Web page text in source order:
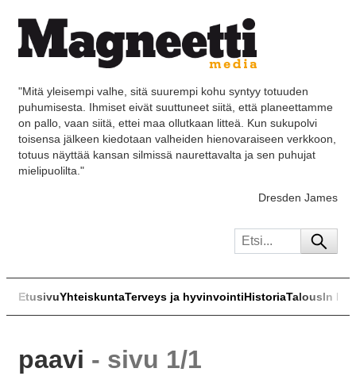
"Mitä yleisempi valhe, sitä suurempi kohu syntyy totuuden
puhumisesta. Ihmiset eivät suuttuneet siitä, että planeettamme
on pallo, vaan siitä, ettei maa ollutkaan litteä. Kun sukupolvi
toisensa jälkeen kiedotaan valheiden hienovaraiseen verkkoon,
totuus näyttää kansan silmissä naurettavalta ja sen puhujat
mielipuolilta."
Dresden James
EtusivuYhteiskuntaTerveys ja hyvinvointiHistoriaTalousIn
paavi - sivu 1/1